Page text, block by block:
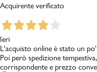
Acquirente verificato
Ieri
L'acquisto online è stato un
Poi però spedizione
corrispondente e prezzo